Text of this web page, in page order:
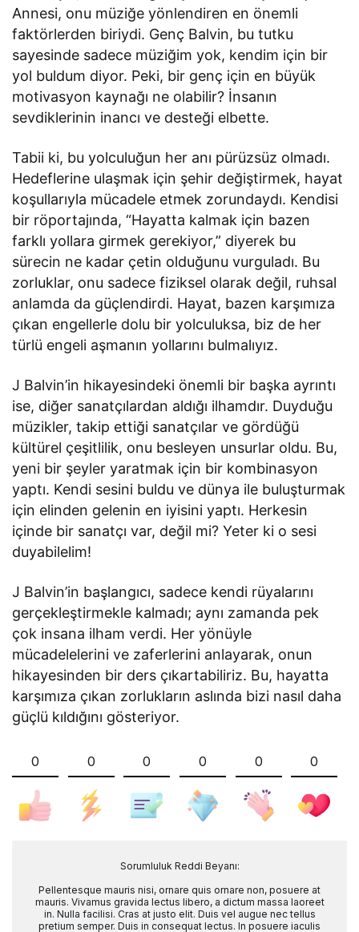
Annesi, onu müziğe yönlendiren en önemli
faktörlerden biriydi. Genç Balvin, bu tutku
sayesinde sadece müziğim yok, kendim için bir
yol buldum diyor. Peki, bir genç için en büyük
motivasyon kaynağı ne olabilir? İnsanın
sevdiklerinin inancı ve desteği elbette.
Tabii ki, bu yolculuğun her anı pürüzsüz olmadı.
Hedeflerine ulaşmak için şehir değiştirmek, hayat
koşullarıyla mücadele etmek zorundaydı. Kendisi
bir röportajında, “Hayatta kalmak için bazen
farklı yollara girmek gerekiyor,” diyerek bu
sürecin ne kadar çetin olduğunu vurguladı. Bu
zorluklar, onu sadece fiziksel olarak değil, ruhsal
anlamda da güçlendirdi. Hayat, bazen karşımıza
çıkan engellerle dolu bir yolculuksa, biz de her
türlü engeli aşmanın yollarını bulmalıyız.
J Balvin’in hikayesindeki önemli bir başka ayrıntı
ise, diğer sanatçılardan aldığı ilhamdır. Duyduğu
müzikler, takip ettiği sanatçılar ve gördüğü
kültürel çeşitlilik, onu besleyen unsurlar oldu. Bu,
yeni bir şeyler yaratmak için bir kombinasyon
yaptı. Kendi sesini buldu ve dünya ile buluşturmak
için elinden gelenin en iyisini yaptı. Herkesin
içinde bir sanatçı var, değil mi? Yeter ki o sesi
duyabilelim!
J Balvin’in başlangıcı, sadece kendi rüyalarını
gerçekleştirmekle kalmadı; aynı zamanda pek
çok insana ilham verdi. Her yönüyle
mücadelelerini ve zaferlerini anlayarak, onun
hikayesinden bir ders çıkartabiliriz. Bu, hayatta
karşımıza çıkan zorlukların aslında bizi nasıl daha
güçlü kıldığını gösteriyor.
0 0 0 0 0 0
Sorumluluk Reddi Beyanı:
Pellentesque mauris nisi, ornare quis ornare non, posuere at
mauris. Vivamus gravida lectus libero, a dictum massa laoreet
in. Nulla facilisi. Cras at justo elit. Duis vel augue nec tellus
pretium semper. Duis in consequat lectus. In posuere iaculis